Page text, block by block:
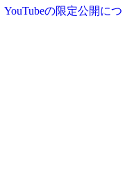
の限定公開につ